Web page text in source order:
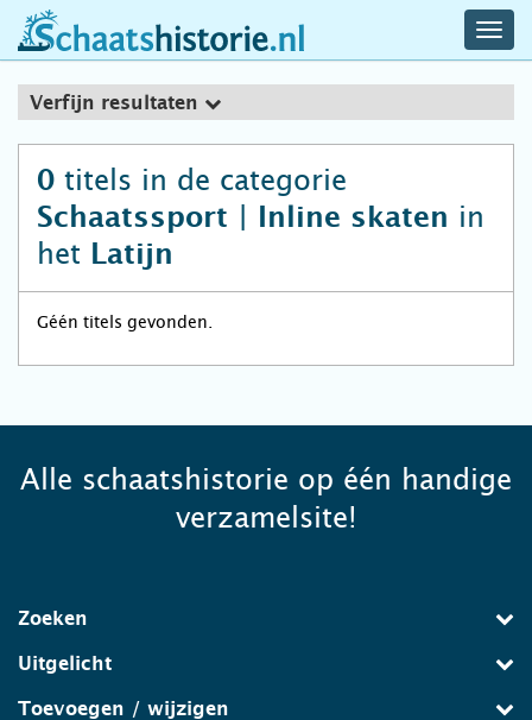
schaatshistorie.nl
Verfijn resultaten
0 titels in de categorie
Schaatssport | Inline skaten in
het Latijn
Géén titels gevonden.
Alle schaatshistorie op één handige
verzamelsite!
Zoeken
Uitgelicht
Toevoegen / wijzigen